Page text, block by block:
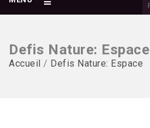
Defis Nature: Espace
Accueil / Defis Nature: Espace